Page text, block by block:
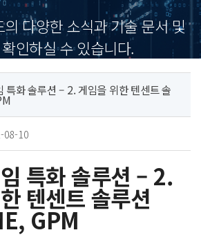
다양한 소식과 기술 문서 및
인하실 수 있습니다.
특화 솔루션 – 2. 게임을 위한 텐센트 솔
08-10
특화 솔루션 – 2.
텐센트 솔루션
GPM